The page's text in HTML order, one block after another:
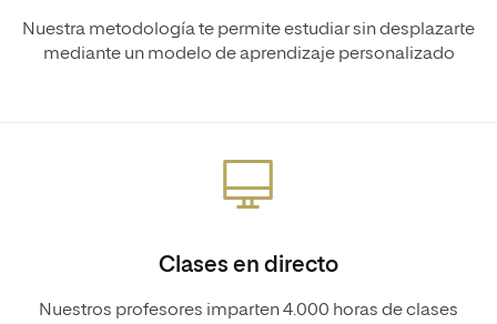
Nuestra metodología te permite estudiar sin desplazarte
mediante un modelo de aprendizaje personalizado
Clases en directo
Nuestros profesores imparten 4.000 horas de clases